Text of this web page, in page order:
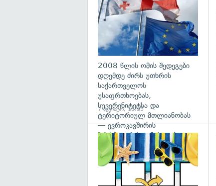
2008 წლის ომის შედეგები
დღემდე ძირს უთხრის
საქართველოს
უსაფრთხოებას,
სუვერენიტეტსა და
ტერიტორიულ მთლიანობას
— ევროკავშირის
პრესპიკერის განცხადება
7 აგვისტო, 13:35